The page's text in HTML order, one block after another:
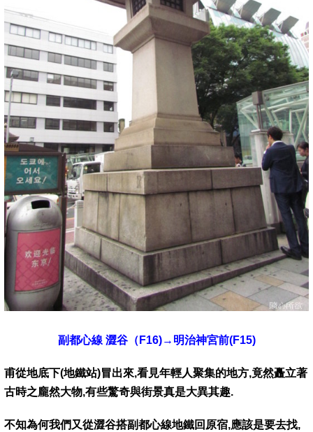
副都心線 澀谷（F16)→明治神宮前(F15)
甫從地底下(地鐵站)冒出來,看見年輕人聚集的地方,竟然矗立著
古時之龐然大物,有些驚奇與街景真是大異其趣.
不知為何我們又從澀谷搭副都心線地鐵回原宿,應該是要去找,